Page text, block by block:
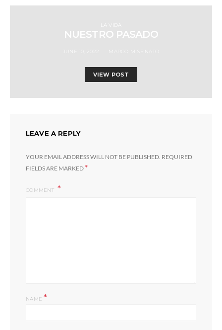
LA VIDA
NUESTRO PASADO
VIEW POST
LEAVE A REPLY
YOUR EMAIL ADDRESS WILL NOT BE PUBLISHED. REQUIRED
FIELDS ARE MARKED *
COMMENT
NAME*